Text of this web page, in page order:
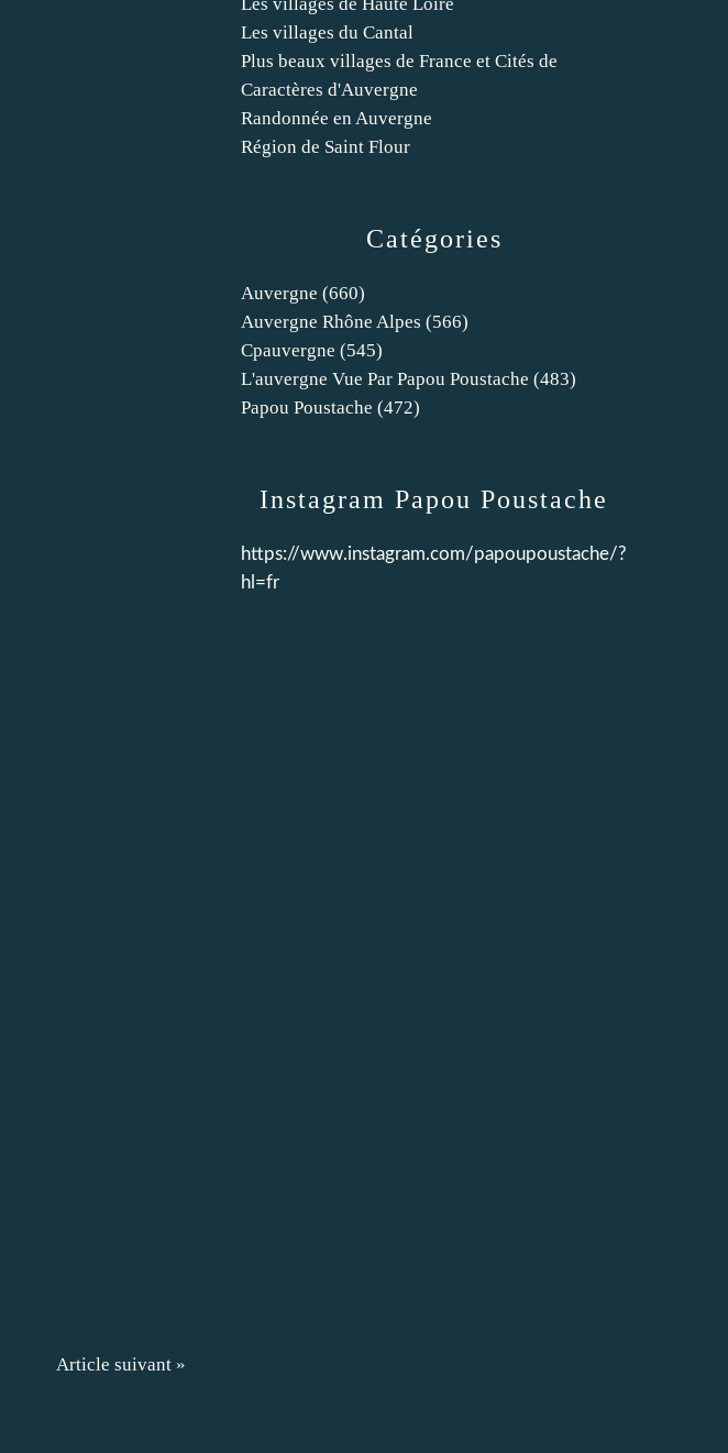
Article suivant »
Catégories
Auvergne (660)
Auvergne Rhône Alpes (566)
Cpauvergne (545)
L'auvergne Vue Par Papou Poustache (483)
Papou Poustache (472)
Les villages du Cantal
Plus beaux villages de France et Cités de
Caractères d'Auvergne
Randonnée en Auvergne
Région de Saint Flour
Instagram Papou Poustache
https://www.instagram.com/papoupoustache/?
hl=fr